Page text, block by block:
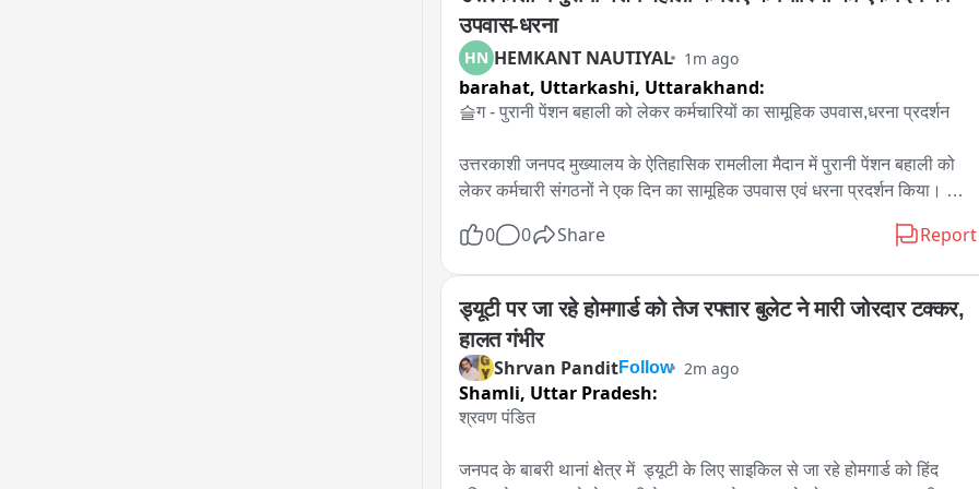
उपवास-धरना
HN HEMKANT NAUTIYAL 1m ago
barahat, Uttarkashi, Uttarakhand:
슬ग - पुरानी पेंशन बहाली को लेकर कर्मचारियों का सामूहिक उपवास,धरना प्रदर्शन
उत्तरकाशी जनपद मुख्यालय के ऐतिहासिक रामलीला मैदान में पुरानी पेंशन बहाली को
लेकर कर्मचारी संगठनों ने एक दिन का सामूहिक उपवास एवं धरना प्रदर्शन किया।
लोकतांत्रिक और शांतिपूर्ण तरीके से आंदोलन कर रहे है। पुरानी पेंशन बहाली को लेकर
2027 में विधानसभा चुनाव है।और अब हम लोग राज्य और केंद्र सरकार से आर पार के
आंदोलन के पक्ष में है यदि सरकार कर्मचारियों की पुरानी पेंशन बहाली को लेकर कोई
ठोस निर्णय कर्मचारियों के हित में नहीं लेती है तो सरकार को इसका कामयाजा भुगतना
पड़ेगा।
बाइट -01 जय प्रकाश बिजल्वाण जिला अध्यक्ष पुरानी पेंशन बहाली संगठन
बाइट -03 नत्थी सिंह रावत अध्यक्ष सेवानिवृत्त कर्मचारी संगठन
0 0 Share Report
ड्यूटी पर जा रहे होमगार्ड को तेज रफ्तार बुलेट ने मारी जोरदार टक्कर,
हालत गंभीर
Shrvan PanditFollow 2m ago
Shamli, Uttar Pradesh:
श्रवण पंडित
जनपद के बाबरी थानां क्षेत्र में  ड्यूटी के लिए साइकिल से जा रहे होमगार्ड को हिंद